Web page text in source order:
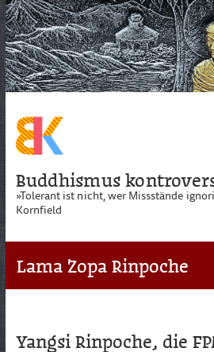
Skip
to
content
Buddhismus
»Tolerant ist nicht, wer Missstände
Kornfield
Lama Zopa Rinpoche
Yangsi Rinpoche, die